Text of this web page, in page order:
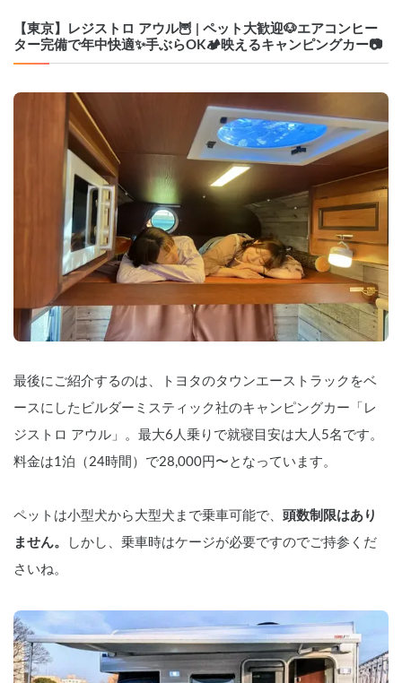
【東京】レジストロ アウル🦉 | ペット大歓迎🐶エアコンヒー
ター完備で年中快適✨️手ぶらOK🏕️映えるキャンピングカー📷️
最後にご紹介するのは、トヨタのタウンエーストラックをベ
ースにしたビルダーミスティック社のキャンピングカー「レ
ジストロ アウル」。最大6人乗りで就寝目安は大人5名です。
料金は1泊（24時間）で28,000円〜となっています。
ペットは小型犬から大型犬まで乗車可能で、 頭数制限はあり
ません。
しかし、乗車時はケージが必要ですのでご持参くだ
さいね。